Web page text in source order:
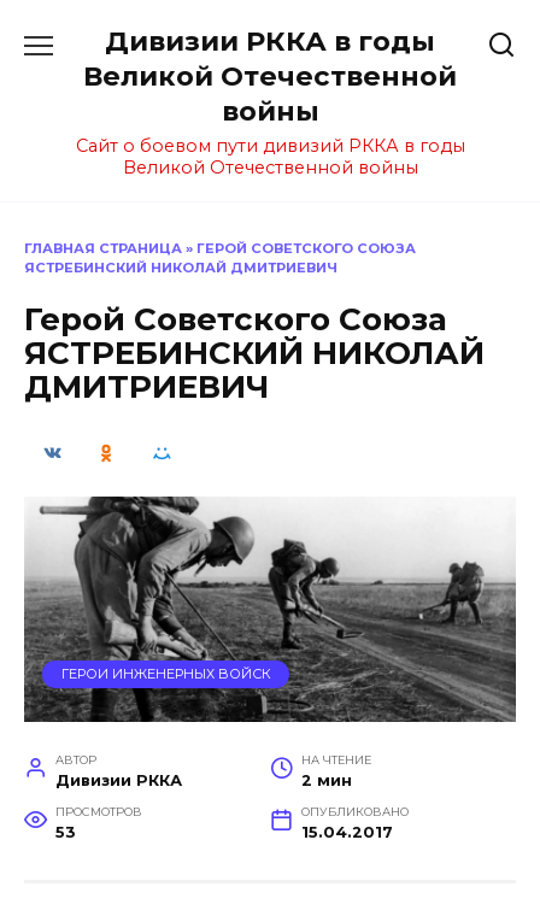
содержанию
Дивизии РККА в годы
Великой Отечественной
войны
Сайт о боевом пути дивизий РККА в годы
Великой Отечественной войны
ГЛАВНАЯ СТРАНИЦА » ГЕРОЙ СОВЕТСКОГО СОЮЗА
ЯСТРЕБИНСКИЙ НИКОЛАЙ ДМИТРИЕВИЧ
Герой Советского Союза
ЯСТРЕБИНСКИЙ НИКОЛАЙ
ДМИТРИЕВИЧ
ГЕРОИ ИНЖЕНЕРНЫХ ВОЙСК
АВТОР
Дивизии РККА
НА ЧТЕНИЕ
2 мин
ПРОСМОТРОВ
53
ОПУБЛИКОВАНО
15.04.2017